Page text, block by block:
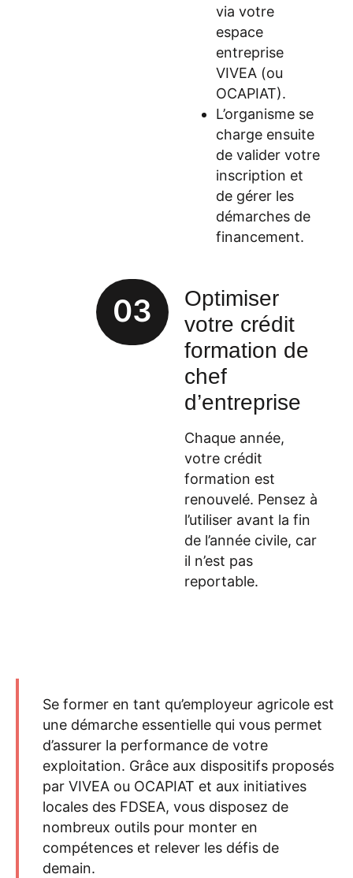
via votre
espace
entreprise
VIVEA (ou
OCAPIAT).
L’organisme se
charge ensuite
de valider votre
inscription et
de gérer les
démarches de
financement.
03
Optimiser
votre crédit
formation de
chef
d’entreprise
Chaque année,
votre crédit
formation est
renouvelé. Pensez à
l’utiliser avant la fin
de l’année civile, car
il n’est pas
reportable.
Se former en tant qu’employeur agricole est
une démarche essentielle qui vous permet
d’assurer la performance de votre
exploitation. Grâce aux dispositifs proposés
par VIVEA ou OCAPIAT et aux initiatives
locales des FDSEA, vous disposez de
nombreux outils pour monter en
compétences et relever les défis de
demain.